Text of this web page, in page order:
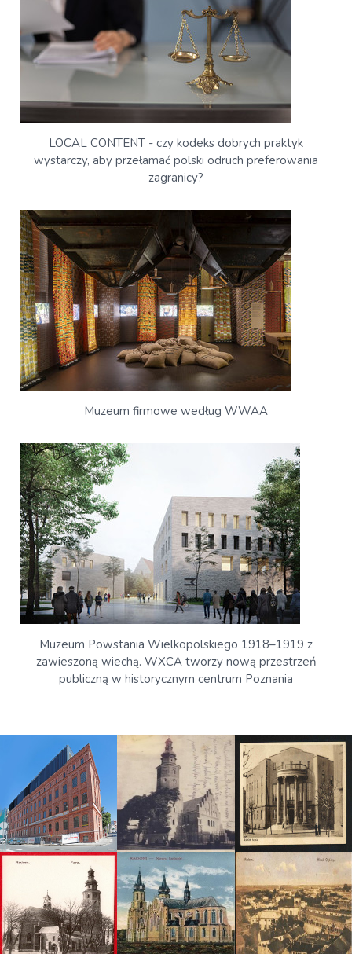
LOCAL CONTENT - czy kodeks dobrych praktyk
wystarczy, aby przełamać polski odruch preferowania
zagranicy?
Muzeum firmowe według WWAA
Muzeum Powstania Wielkopolskiego 1918–1919 z
zawieszoną wiechą. WXCA tworzy nową przestrzeń
publiczną w historycznym centrum Poznania